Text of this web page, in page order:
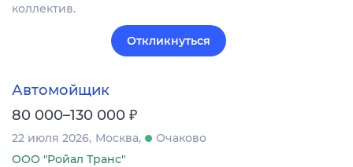
коллектив.
Откликнуться
Автомойщик
80 000–130 000 ₽
22 июля 2026 Москва
Очаково
ООО "Ройал Транс"